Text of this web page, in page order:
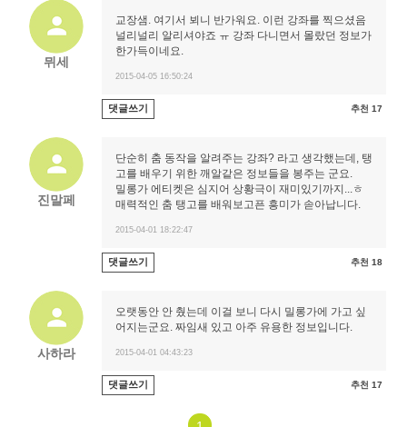
뮈세
교장샘. 여기서 뵈니 반가워요. 이런 강좌를 찍으셨음
널리널리 알리셔야죠 ㅠ 강좌 다니면서 몰랐던 정보가
한가득이네요.
2015-04-05 16:50:24
댓글쓰기 추천 17
진말페
단순히 춤 동작을 알려주는 강좌? 라고 생각했는데, 탱
고를 배우기 위한 깨알같은 정보들을 봉주는 군요.
밀롱가 에티켓은 심지어 상황극이 재미있기까지...ㅎ
매력적인 춤 탱고를 배워보고픈 흥미가 솓아납니다.
2015-04-01 18:22:47
댓글쓰기 추천 18
사하라
오랫동안 안 췄는데 이걸 보니 다시 밀롱가에 가고 싶
어지는군요. 짜임새 있고 아주 유용한 정보입니다.
2015-04-01 04:43:23
댓글쓰기 추천 17